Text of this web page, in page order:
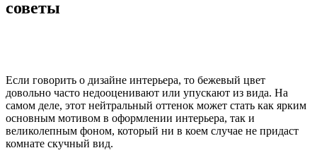
советы
Если говорить о дизайне интерьера, то бежевый цвет
довольно часто недооценивают или упускают из вида. На
самом деле, этот нейтральный оттенок может стать как ярким
основным мотивом в оформлении интерьера, так и
великолепным фоном, который ни в коем случае не придаст
комнате скучный вид.